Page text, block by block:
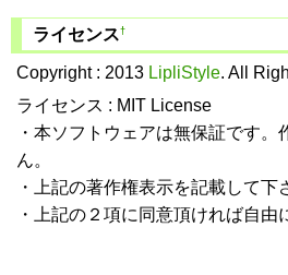
ライセンス†
Copyright : 2013 LipliStyle. All
ライセンス : MIT License
・本ソフトウェアは無保証です
ん。
・上記の著作権表示を記載して下
・上記の２項に同意頂ければ自由